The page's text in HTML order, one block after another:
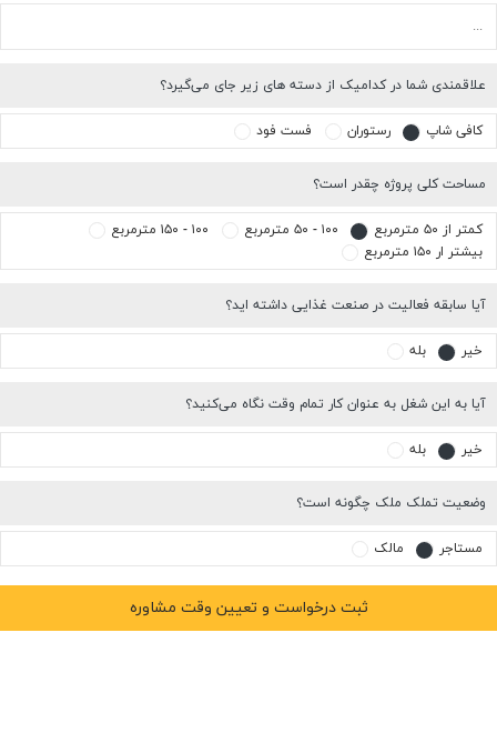
علاقمندی شما در کدامیک از دسته های زیر جای می‌گیرد؟
کافی شاپ رستوران فست فود
مساحت کلی پروژه چقدر است؟
کمتر از ۵۰ مترمربع ۱۰۰ - ۵۰ مترمربع
۱۰۰ - ۱۵۰ مترمربع
بیشتر ار ۱۵۰ مترمربع
آیا سابقه فعالیت در صنعت غذایی داشته اید؟
خیر بله
آیا به این شغل به عنوان کار تمام وقت نگاه می‌کنید؟
خیر بله
وضعیت تملک ملک چگونه است؟
مستاجر مالک